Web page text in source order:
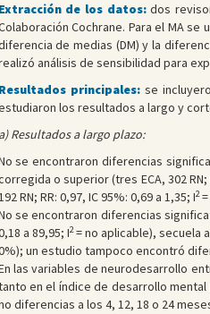
Extracción de los datos:dos
Cochrane. Para el MA
de medias (DM) y la
análisis de sensibilidad para
Resultados principales: se
los resultados a largo y
a) Resultados a largo plazo:
se encontraron diferencias
o superior (tres ECA, 302 RN;
RN; RR: 0,97, IC 95%: 0,69 a 1,35; I2
se encontraron diferencias
a 89,95; I2= no aplicable), secuela
un estudio tampoco encontró
las variables de neurodesarrollo
en el índice de desarrollo mental
diferencias a los 4, 12, 18 o 24